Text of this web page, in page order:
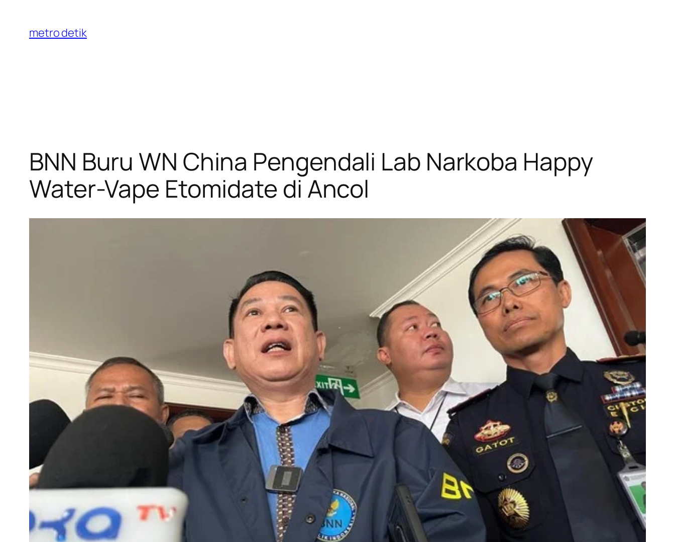
content
metro detik
BNN Buru WN China Pengendali Lab Narkoba Happy
Water-Vape Etomidate di Ancol